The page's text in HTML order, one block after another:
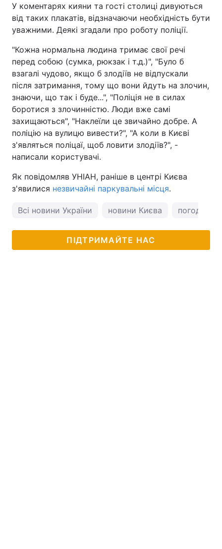
У коментарях кияни та гості столиці дивуються
від таких плакатів, відзначаючи необхідність бути
уважними. Деякі згадали про роботу поліції.
"Кожна нормальна людина тримає свої речі
перед собою (сумка, рюкзак і т.д.)", "Було б
взагалі чудово, якщо б злодіїв не відпускали
після затримання, тому що вони йдуть на злочин,
знаючи, що так і буде...", "Поліція не в силах
боротися з злочинністю. Люди вже самі
захищаються", "Наклеїли це звичайно добре. А
поліцію на вулицю вивести?", "А коли в Києві
з'являться поліцаї, щоб ловити злодіїв?", -
написали користувачі.
Як повідомляв УНІАН, раніше в центрі Києва
з'явилися незвичайні паркувальні місця.
Всі новини України новини Києва погода у
ПІДТРИМАЙТЕ НАС